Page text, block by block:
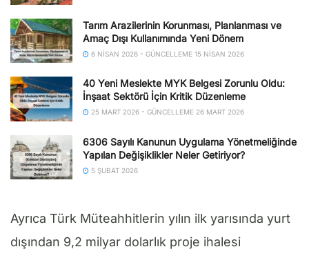
Tarım Arazilerinin Korunması, Planlanması ve
Amaç Dışı Kullanımında Yeni Dönem
6 NISAN 2026 - GÜNCELLEME 15 NISAN 2026
40 Yeni Meslekte MYK Belgesi Zorunlu Oldu:
İnşaat Sektörü İçin Kritik Düzenleme
25 MART 2026 - GÜNCELLEME 26 MART 2026
6306 Sayılı Kanunun Uygulama Yönetmeliğinde
Yapılan Değişiklikler Neler Getiriyor?
5 ŞUBAT 2026
Ayrıca Türk Müteahhitlerin yılın ilk yarısında yurt
dışından 9,2 milyar dolarlık proje ihalesi